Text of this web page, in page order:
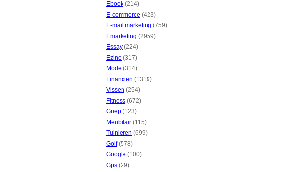
Ebook (214)
E-commerce (423)
E-mail marketing (759)
Emarketing (2959)
Essay (224)
Ezine (317)
Mode (314)
Financiën (1319)
Vissen (254)
Fitness (672)
Griep (123)
Meubilair (115)
Tuinieren (699)
Golf(578)
Google (100)
Gps (29)